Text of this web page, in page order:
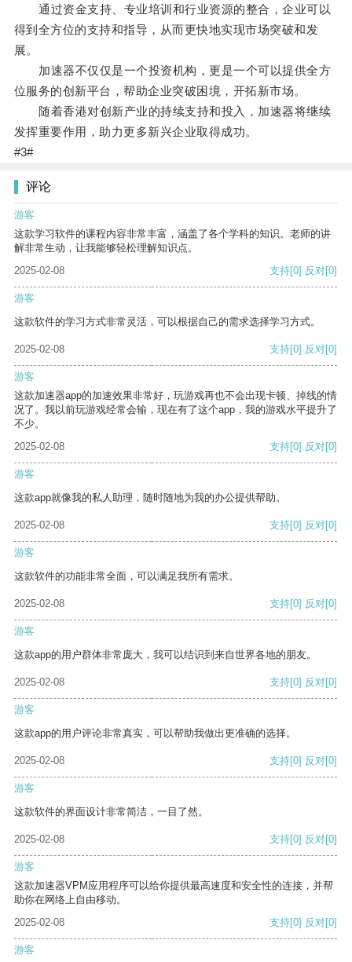
通过资金支持、专业培训和行业资源的整合，企业可以
得到全方位的支持和指导，从而更快地实现市场突破和发
展。
加速器不仅仅是一个投资机构，更是一个可以提供全方
位服务的创新平台，帮助企业突破困境，开拓新市场。
随着香港对创新产业的持续支持和投入，加速器将继续
发挥重要作用，助力更多新兴企业取得成功。
#3#
评论
游客
这款学习软件的课程内容非常丰富，涵盖了各个学科的知识。老师的讲
解非常生动，让我能够轻松理解知识点。
2025-02-08
支持[0] 反对[0]
游客
这款软件的学习方式非常灵活，可以根据自己的需求选择学习方式。
2025-02-08 支持[0] 反对[0]
游客
这款加速器app的加速效果非常好，玩游戏再也不会出现卡顿、掉线的情
况了。我以前玩游戏经常会输，现在有了这个app，我的游戏水平提升了
不少。
2025-02-08
支持[0] 反对[0]
游客
这款app就像我的私人助理，随时随地为我的办公提供帮助。
2025-02-08 支持[0] 反对[0]
游客
这款软件的功能非常全面，可以满足我所有需求。
2025-02-08 支持[0] 反对[0]
游客
这款app的用户群体非常庞大，我可以结识到来自世界各地的朋友。
2025-02-08 支持[0] 反对[0]
游客
这款app的用户评论非常真实，可以帮助我做出更准确的选择。
2025-02-08 支持[0] 反对[0]
游客
这款软件的界面设计非常简洁，一目了然。
2025-02-08 支持[0] 反对[0]
游客
这款加速器VPM应用程序可以给你提供最高速度和安全性的连接，并帮
助你在网络上自由移动。
2025-02-08
支持[0] 反对[0]
游客